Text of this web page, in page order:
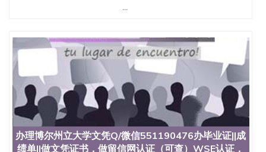
...
办理博尔州立大学文凭Q/微信551190476办毕业证||成
绩单||做文凭证书，做留信网认证（可查）WSE认证，